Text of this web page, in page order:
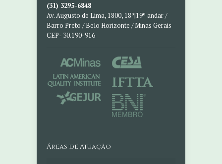
(31) 3295-6848
Av. Augusto de Lima, 1800, 18º|19º andar /
Barro Preto / Belo Horizonte / Minas Gerais
CEP- 30.190-916
Áreas de Atuação